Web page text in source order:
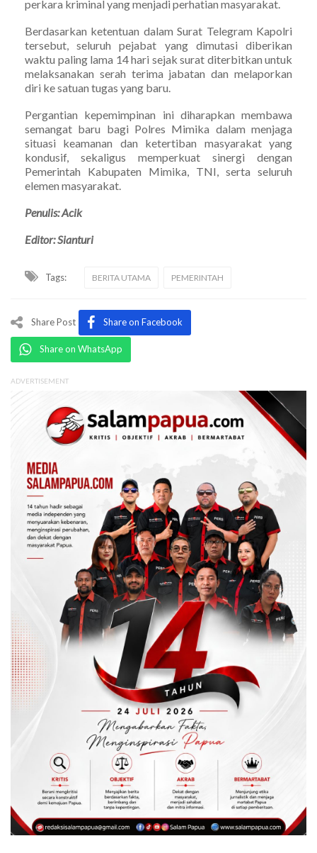
perkara kriminal yang menjadi perhatian masyarakat.
Berdasarkan ketentuan dalam Surat Telegram Kapolri
tersebut, seluruh pejabat yang dimutasi diberikan
waktu paling lama 14 hari sejak surat diterbitkan untuk
melaksanakan serah terima jabatan dan melaporkan
diri ke satuan tugas yang baru.
Pergantian kepemimpinan ini diharapkan membawa
semangat baru bagi Polres Mimika dalam menjaga
situasi keamanan dan ketertiban masyarakat yang
kondusif, sekaligus memperkuat sinergi dengan
Pemerintah Kabupaten Mimika, TNI, serta seluruh
elemen masyarakat.
Penulis: Acik
Editor: Sianturi
Tags: BERITA UTAMA PEMERINTAH
Share Post Share on Facebook
Share on WhatsApp
ADVERTISEMENT